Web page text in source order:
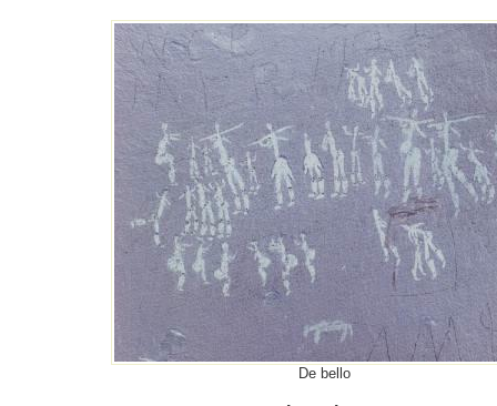
De bello